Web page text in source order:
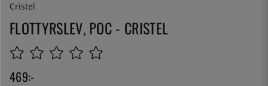
Cristel
FLOTTYRSLEV, POC - CRISTEL
469:-